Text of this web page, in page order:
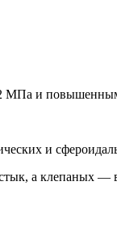
МПа и
и
а клепаных